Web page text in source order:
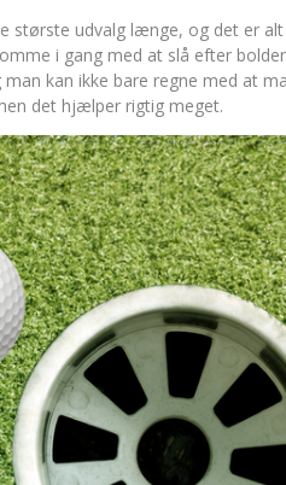
største udvalg længe, og det er
i gang med at slå efter
kan ikke bare regne med at
det hjælper rigtig meget.